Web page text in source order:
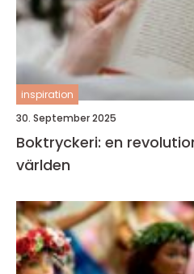
inspiration
30. September 2025
Boktryckeri: en
världen